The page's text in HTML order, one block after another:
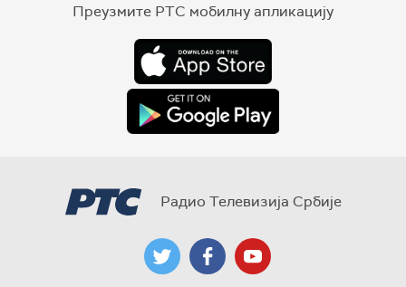
Преузмите РТС мобилну апликацију
Радио Телевизија Србије